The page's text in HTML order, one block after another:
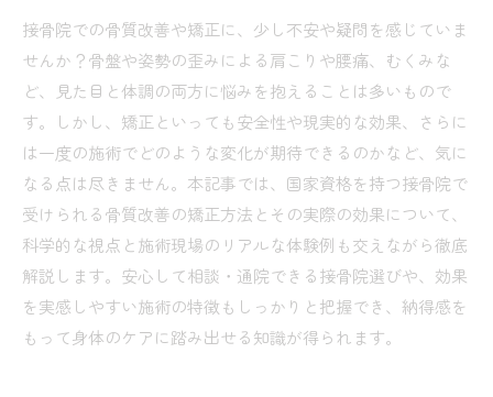
接骨院での骨質改善や矯正に、少し不安や疑問を感じていま
せんか？骨盤や姿勢の歪みによる肩こりや腰痛、むくみな
ど、見た目と体調の両方に悩みを抱えることは多いもので
す。しかし、矯正といっても安全性や現実的な効果、さらに
は一度の施術でどのような変化が期待できるのかなど、気に
なる点は尽きません。本記事では、国家資格を持つ接骨院で
受けられる骨質改善の矯正方法とその実際の効果について、
科学的な視点と施術現場のリアルな体験例も交えながら徹底
解説します。安心して相談・通院できる接骨院選びや、効果
を実感しやすい施術の特徴もしっかりと把握でき、納得感を
もって身体のケアに踏み出せる知識が得られます。